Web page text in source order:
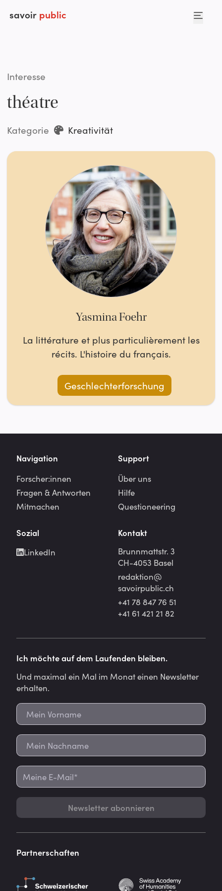
savoir public
Interesse
théatre
Kategorie Kreativität
Yasmina Foehr
La littérature et plus particulièrement les
récits. L'histoire du français.
Geschlechterforschung
Navigation
Forscher:innen
Fragen & Antworten
Mitmachen
Support
Über uns
Hilfe
Questioneering
Sozial
LinkedIn
Kontakt
Brunnmattstr. 3
CH-4053 Basel
redaktion@
savoirpublic.ch
+41 78 847 76 51
+41 61 421 21 82
Ich möchte auf dem Laufenden bleiben.
Und maximal ein Mal im Monat einen Newsletter
erhalten.
Newsletter abonnieren
Partnerschaften